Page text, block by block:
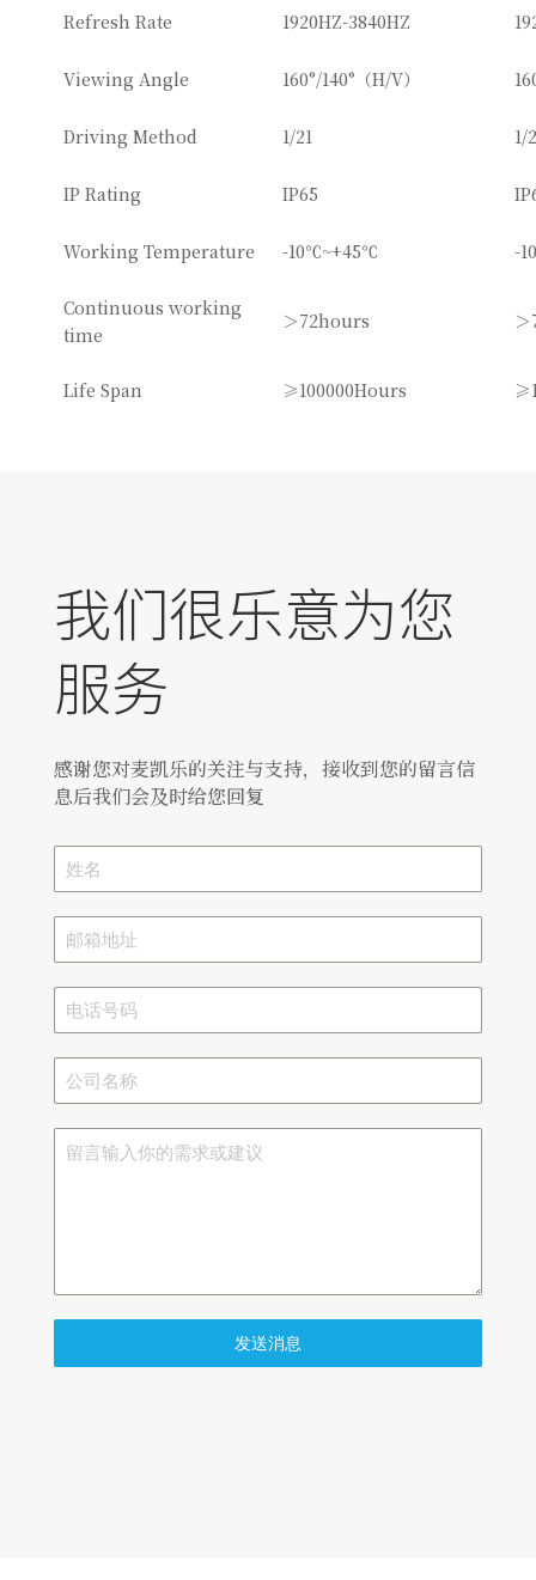
Refresh Rate 1920HZ-3840HZ
Viewing Angle 160°/140°（H/V）
Driving Method 1/21 1/
IP Rating IP65
Working Temperature -10℃~+45℃ -
Continuous working
time
＞72hours
Life Span ≥100000Hours
我们很乐意为您
服务
感谢您对麦凯乐的关注与支持，接收到您的留言信
息后我们会及时给您回复
发送消息